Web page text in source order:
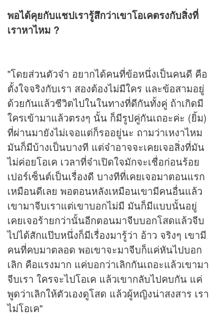
พอได้คุยกับแชปเรารู้สึกว่าเขาโอเคตรงกับสิ่งที่
เราหาไหม ?
"โดยส่วนตัวจ๋า อยากได้คนที่ข้อหนึ่งเป็นคนดี คือ
ตั้งใจจริงกับเรา สองต้องไม่มีใคร และข้อสามอยู่
ด้วยกันแล้วชีวิตไปในในทางที่ดีกันทั้งคู่ ถ้าเกิดมี
ใครเข้ามาแล้วตรงๆ นั้น ก็มีรูปคู่กันเถอะค่ะ (ยิ้ม)
ที่ผ่านมายังไม่เจอแต่ก็รออยู่นะ ถามว่าเหงาไหม
มันก็มีบ้างเป็นบางที แต่จ๋าอาจจะเคยเจอสิ่งที่มัน
ไม่ค่อยโอเค เวลาที่จ๋าเปิดใจมักจะเชื่อก่อนร้อย
เปอร์เซ็นต์เป็นเรื่องดี บางทีที่เคยเจอมาตอนแรก
เหมือนดีเลย พอตอนหลังเหมือนเขามีคนอื่นแล้ว
เขามาจีบเราแต่เขาบอกไม่มี มันก็มีแบบนั้นอยู่
เคยเจอร้ายกว่านั้นอีกตอนมาจีบบอกโสดแล้วจีบ
ไปได้สักแป๊บหนึ่งก็มีเรื่องมารู้ว่า อ้าว จริงๆ เขามี
คนที่คบมาตลอด พอเขาจะมาจีบก็แค่หันไปบอก
เลิก คือแรงมาก แค่บอกว่าเลิกกันเถอะแล้วเขามา
จีบเรา ใครจะไปโอเค แล้วเขากลับไปคบกัน แค่
พูดว่าเลิกให้ตัวเองดูโสด แล้วผู้หญิงน่าสงสาร เรา
ไม่โอเค"